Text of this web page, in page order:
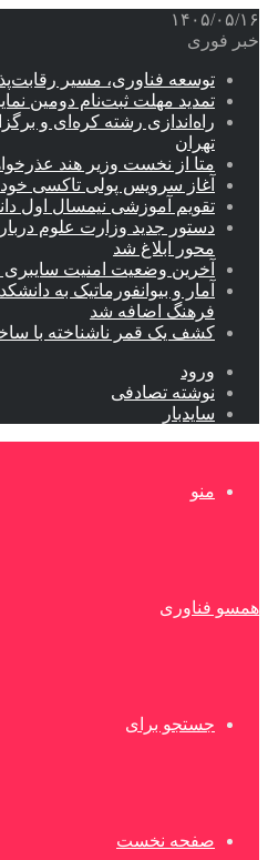
۱۴۰۵/۰۵/۱۶
خبر فوری
توسعه فناوری، مسیر
تمدید مهلت ثبت‌نام دومین نمایشگاه
تهران
متا از نخست وزیر هند
آغاز سرویس پولی تاکسی
تقویم آموزشی نیمسال اول
دستور جدید وزارت علوم
محور ابلاغ شد
آخرین وضعیت امنیت
آمار و بیوانفورماتیک به
فرهنگ اضافه شد
کشف یک قمر ناشناخته با
ورود
نوشته تصادفی
سایدبار
منو
همسو فناوری
جستجو برای
صفحه نخست